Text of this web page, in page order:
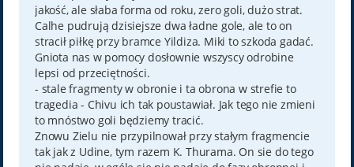
jakość, ale słaba forma od roku, zero goli, dużo strat.
Calhe pudrują dzisiejsze dwa ładne gole, ale to on
stracił piłkę przy bramce Yildiza. Miki to szkoda gadać.
Gniota nas w pomocy dosłownie wszyscy odrobine
lepsi od przeciętności.
- stale fragmenty w obronie i ta obrona w strefie to
tragedia - Chivu ich tak poustawiał. Jak tego nie zmieni
to mnóstwo goli będziemy tracić.
Znowu Zielu nie przypilnował przy stałym fragmencie
tak jak z Udine, tym razem K. Thurama. On sie do tego